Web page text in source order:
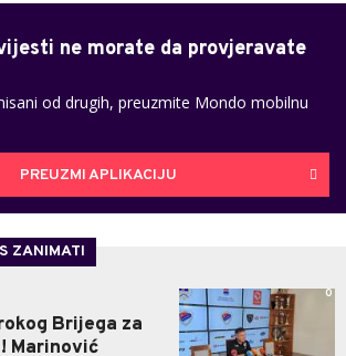
ne morate da provjeravate
od drugih, preuzmite Mondo mobilnu
PREUZMI APLIKACIJU
ZANIMATI
Brijega za
Marinović
0